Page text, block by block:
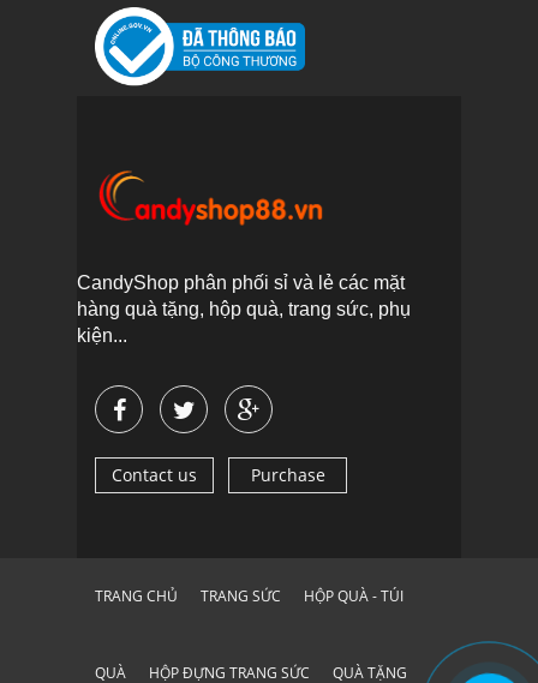
CandyShop phân phối sỉ và lẻ các mặt
hàng quà tặng, hộp quà, trang sức, phụ
kiện...
Contact us Purchase
TRANG CHỦ TRANG SỨC HỘP QUÀ - TÚI
QUÀ HỘP ĐỰNG TRANG SỨC QUÀ TẶNG